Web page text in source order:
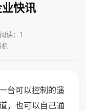
快讯
读：1
机
台可以控制的遥
，也可以自己通